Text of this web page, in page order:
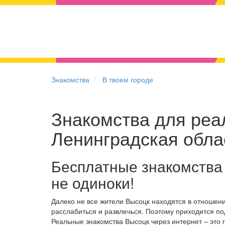
Знакомства В твоем городе
Знакомства для
Ленинградская
Бесплатные
не одиноки!
Далеко не все жители Высоцк находятся в
расслабиться и развлечься. Поэтому приходится
Реальные знакомства Высоцк через интернет –